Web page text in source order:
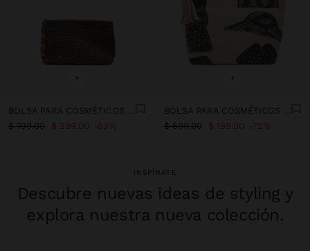
+
BOLSA PARA COSMÉTICOS EFECTO RAFIA CON COLGANTE
$ 799.00
$ 299.00 63%
+
BOLSA PARA COSMÉTICOS JACQUARD
$ 699.00
$ 199.00 72%
INSPÍRATE
Descubre nuevas ideas de styling y
explora nuestra nueva colección.